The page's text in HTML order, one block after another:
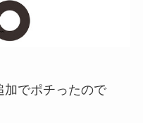
加でポチったので